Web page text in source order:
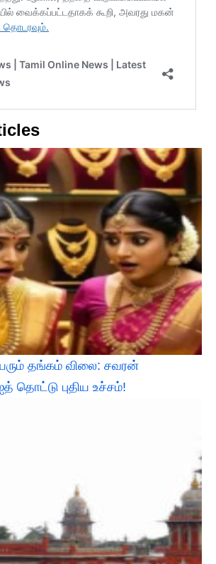
தங்கம் விலை: சவரன்
தொட்டு புதிய உச்சம்!